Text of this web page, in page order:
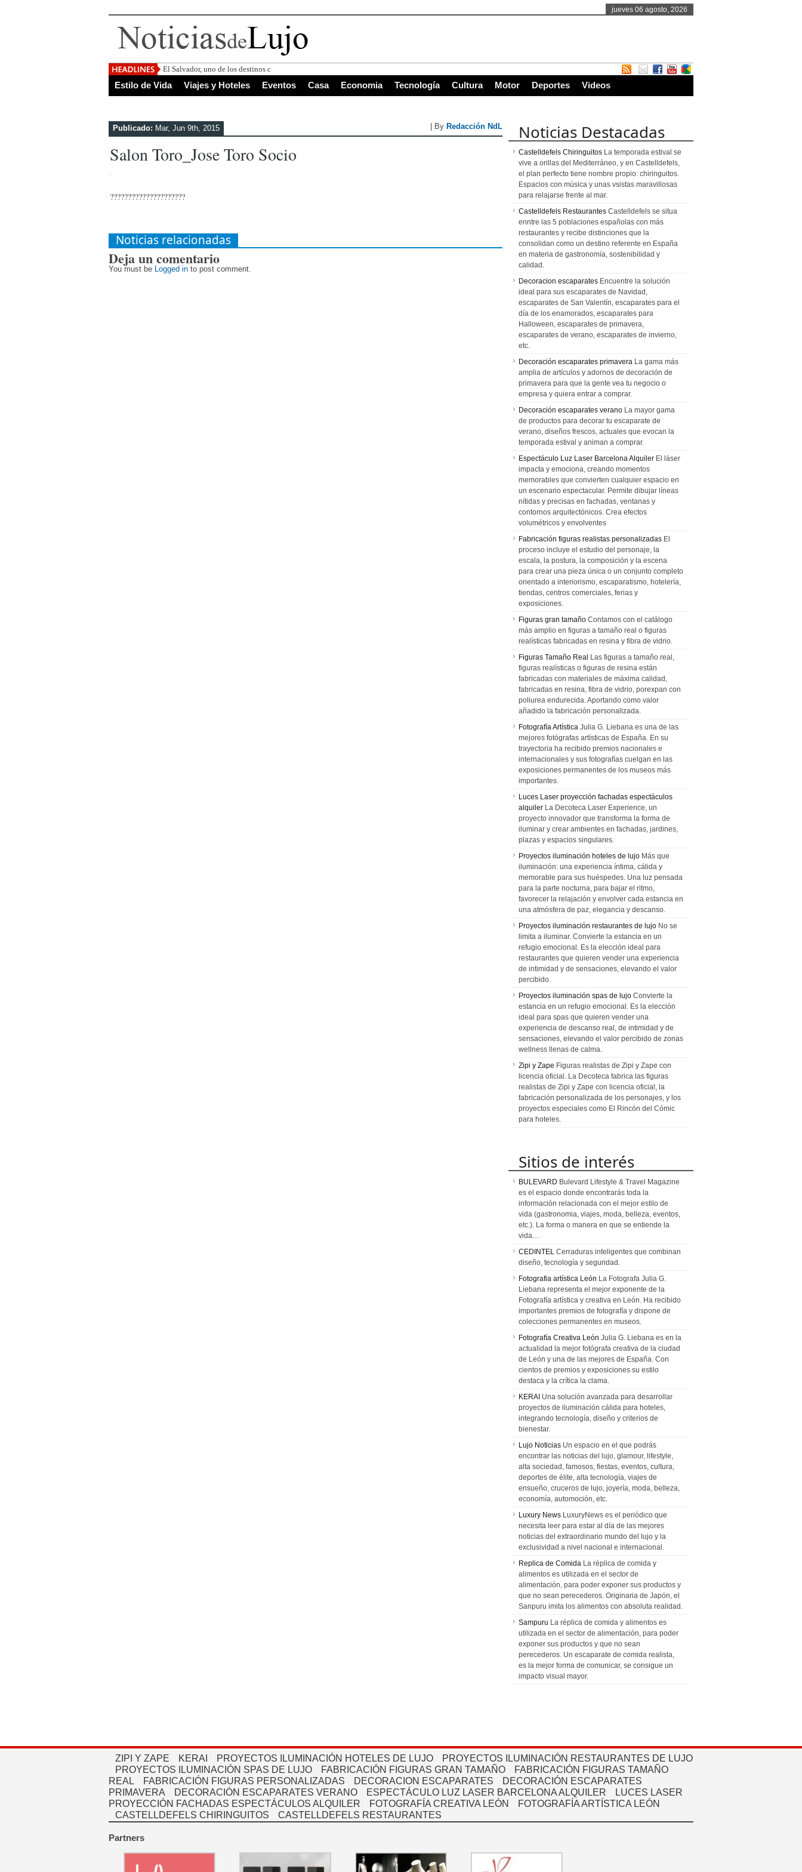
jueves 06 agosto, 2026
El Salvador, uno de los destinos con mayor proyección de C
Estilo de Vida Viajes y Hoteles Eventos Casa Economia Tecnología Cultura Motor Deportes Videos
Publicado: Mar, Jun 9th, 2015 | By Redacción NdL
Salon Toro_Jose Toro Socio
?????????????????????
Noticias relacionadas
Deja un comentario
You must be Logged in to post comment.
Noticias Destacadas
Castelldefels Chiringuitos La temporada estival se
vive a orillas del Mediterráneo, y en Castelldefels,
el plan perfecto tiene nombre propio: chiringuitos.
Espacios con música y unas vsistas maravillosas
para relajarse frente al mar.
Castelldefels Restaurantes Castelldefels se situa
enntre las 5 poblaciones españolas con más
restaurantes y recibe distinciones que la
consolidan como un destino referente en España
en materia de gastronomía, sostenibilidad y
calidad.
Decoracion escaparates Encuentre la solución
ideal para sus escaparates de Navidad,
escaparates de San Valentín, escaparates para el
día de los enamorados, escaparates para
Halloween, escaparates de primavera,
escaparates de verano, escaparates de invierno,
etc.
Decoración escaparates primavera La gama más
amplia de artículos y adornos de decoración de
primavera para que la gente vea tu negocio o
empresa y quiera entrar a comprar.
Decoración escaparates verano La mayor gama
de productos para decorar tu escaparate de
verano, diseños frescos, actuales que evocan la
temporada estival y animan a comprar.
Espectáculo Luz Laser Barcelona Alquiler El láser
impacta y emociona, creando momentos
memorables que convierten cualquier espacio en
un escenario espectacular. Permite dibujar líneas
nítidas y precisas en fachadas, ventanas y
contornos arquitectónicos. Crea efectos
volumétricos y envolventes
Fabricación figuras realistas personalizadas El
proceso incluye el estudio del personaje, la
escala, la postura, la composición y la escena
para crear una pieza única o un conjunto completo
orientado a interiorismo, escaparatismo, hotelería,
tiendas, centros comerciales, ferias y
exposiciones.
Figuras gran tamaño Contamos con el catálogo
más amplio en figuras a tamaño real o figuras
realísticas fabricadas en resina y fibra de vidrio.
Figuras Tamaño Real Las figuras a tamaño real,
figuras realísticas o figuras de resina están
fabricadas con materiales de máxima calidad,
fabricadas en resina, fibra de vidrio, porexpan con
poliurea endurecida. Aportando como valor
añadido la fabricación personalizada.
Fotografía Artística Julia G. Liebana es una de las
mejores fotógrafas artísticas de España. En su
trayectoria ha recibido premios nacionales e
internacionales y sus fotografías cuelgan en las
exposiciones permanentes de los museos más
importantes.
Luces Laser proyección fachadas espectáculos
alquiler La Decoteca Laser Experience, un
proyecto innovador que transforma la forma de
iluminar y crear ambientes en fachadas, jardines,
plazas y espacios singulares.
Proyectos iluminación hoteles de lujo Más que
iluminación: una experiencia íntima, cálida y
memorable para sus huéspedes. Una luz pensada
para la parte nocturna, para bajar el ritmo,
favorecer la relajación y envolver cada estancia en
una atmósfera de paz, elegancia y descanso.
Proyectos iluminación restaurantes de lujo No se
limita a iluminar. Convierte la estancia en un
refugio emocional. Es la elección ideal para
restaurantes que quieren vender una experiencia
de intimidad y de sensaciones, elevando el valor
percibido.
Proyectos iluminación spas de lujo Convierte la
estancia en un refugio emocional. Es la elección
ideal para spas que quieren vender una
experiencia de descanso real, de intimidad y de
sensaciones, elevando el valor percibido de zonas
wellness llenas de calma.
Zipi y Zape Figuras realistas de Zipi y Zape con
licencia oficial. La Decoteca fabrica las figuras
realistas de Zipi y Zape con licencia oficial, la
fabricación personalizada de los personajes, y los
proyectos especiales como El Rincón del Cómic
para hoteles.
Sitios de interés
BULEVARD Bulevard Lifestyle & Travel Magazine
es el espacio donde encontrarás toda la
información relacionada con el mejor estilo de
vida (gastronomia, viajes, moda, belleza, eventos,
etc.). La forma o manera en que se entiende la
vida…
CEDINTEL Cerraduras inteligentes que combinan
diseño, tecnología y seguridad.
Fotografia artística León La Fotografa Julia G.
Liebana representa el mejor exponente de la
Fotografía artística y creativa en León. Ha recibido
importantes premios de fotografía y dispone de
colecciones permanentes en museos.
Fotografía Creativa León Julia G. Liebana es en la
actualidad la mejor fotógrafa creativa de la ciudad
de León y una de las mejores de España. Con
cientos de premios y exposiciones su estilo
destaca y la crítica la clama.
KERAI Una solución avanzada para desarrollar
proyectos de iluminación cálida para hoteles,
integrando tecnología, diseño y criterios de
bienestar.
Lujo Noticias Un espacio en el que podrás
encontrar las noticias del lujo, glamour, lifestyle,
alta sociedad, famosos, fiestas, eventos, cultura,
deportes de élite, alta tecnología, viajes de
ensueño, cruceros de lujo, joyería, moda, belleza,
economía, automoción, etc.
Luxury News LuxuryNews es el periódico que
necesita leer para estar al día de las mejores
noticias del extraordinario mundo del lujo y la
exclusividad a nivel nacional e internacional.
Replica de Comida La réplica de comida y
alimentos es utilizada en el sector de
alimentación, para poder exponer sus productos y
que no sean perecederos. Originaria de Japón, el
Sanpuru imita los alimentos con absoluta realidad.
Sampuru La réplica de comida y alimentos es
utilizada en el sector de alimentación, para poder
exponer sus productos y que no sean
perecederos. Un escaparate de comida realista,
es la mejor forma de comunicar, se consigue un
impacto visual mayor.
ZIPI Y ZAPE KERAI PROYECTOS ILUMINACIÓN HOTELES DE LUJO
PROYECTOS ILUMINACIÓN RESTAURANTES DE LUJO
PROYECTOS ILUMINACIÓN SPAS DE LUJO
FABRICACIÓN FIGURAS GRAN TAMAÑO
FABRICACIÓN FIGURAS TAMAÑO
REAL
FABRICACIÓN FIGURAS PERSONALIZADAS DECORACION ESCAPARATES
DECORACIÓN ESCAPARATES
PRIMAVERA
DECORACIÓN ESCAPARATES VERANO ESPECTÁCULO LUZ LASER BARCELONA ALQUILER
LUCES LASER
PROYECCIÓN FACHADAS ESPECTÁCULOS ALQUILER
FOTOGRAFÍA CREATIVA LEÓN
FOTOGRAFÍA ARTÍSTICA LEÓN
CASTELLDEFELS CHIRINGUITOS
CASTELLDEFELS RESTAURANTES
Partners